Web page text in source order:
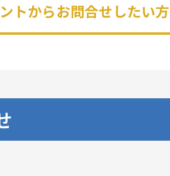
トからお問合せしたい方